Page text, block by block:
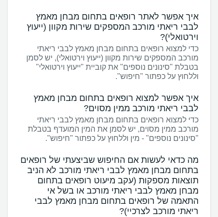
איך אפשר לאתר רופאים בתחום מבחן מאמץ
לבבי ריאתי מורכב המספקים שירות מקוון (ייעוץ
וירטואלי)?
כדי למצוא רופאים בתחום מבחן מאמץ לבבי ריאתי
מורכב המספקים שירות מקוון (ייעוץ וירטואלי), יש לסמן
בטבלת "סינונים נוספים" את קוביית "ייעוץ וירטואלי"
וללחוץ על כפתור "חיפוש".
איך אפשר למצוא רופאים בתחום מבחן מאמץ
לבבי ריאתי מורכב ממין מסוים?
כדי למצוא רופאים בתחום מבחן מאמץ לבבי ריאתי
מורכב ממין מסוים, יש לסמן את המין המועדף בטבלת
"סינונים נוספים" - מין וללחוץ על כפתור "חיפוש".
מה כדאי לעשות אם החיפוש שביצעתי של רופאים
בתחום מבחן מאמץ לבבי ריאתי מורכב לא הניב
תוצאות מספקות (עקב מיעוט רופאים בתחום
מבחן מאמץ לבבי ריאתי מורכב או בשל אי
התאמה של רופאים בתחום מבחן מאמץ לבבי
ריאתי מורכב לצרכיי)?